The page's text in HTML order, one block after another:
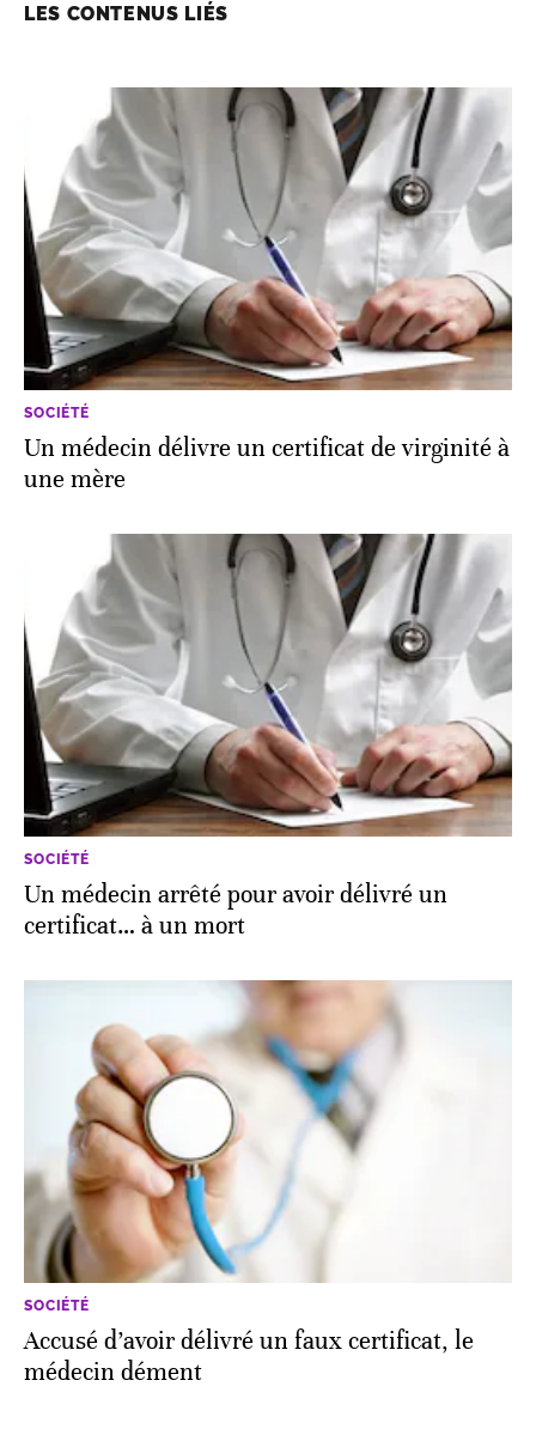
LES CONTENUS LIÉS
SOCIÉTÉ
Un médecin délivre un certificat de virginité à
une mère
SOCIÉTÉ
Un médecin arrêté pour avoir délivré un
certificat… à un mort
SOCIÉTÉ
Accusé d’avoir délivré un faux certificat, le
médecin dément